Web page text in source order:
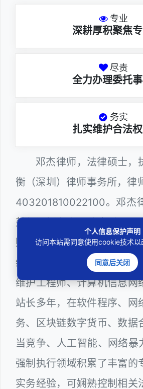
专业
深耕厚积聚焦
尽责
全力办理委托
务实
扎实维护合法
邓杰律师，法律硕士，
衡（深圳）律师事务所，律
403201810022100。邓杰
兼任深圳市人民政府听证员
购评审专家（法律类），深
统公职律师、WEB前端开
维护工程师、计算机信息网
站长多年，在软件程序、网
务、区块链数字货币、数据
当竞争、人工智能、网络暴
强制执行领域积累了丰富的
实务经验，可娴熟控制相关
个人信息保护声明
访问本站需同意使用cookie技术以
同意后关闭